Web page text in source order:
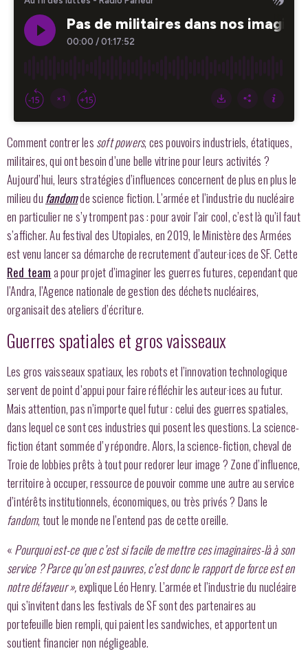
Comment contrer les soft powers, ces pouvoirs industriels, étatiques,
militaires, qui ont besoin d’une belle vitrine pour leurs activités ?
Aujourd’hui, leurs stratégies d’influences concernent de plus en plus le
milieu du fandomde science fiction. L’armée et l’industrie du nucléaire
en particulier ne s’y trompent pas : pour avoir l’air cool, c’est là qu’il faut
s’afficher. Au festival des Utopiales, en 2019, le Ministère des Armées
est venu lancer sa démarche de recrutement d’auteur·ices de SF. Cette
Red team a pour projet d’imaginer les guerres futures, cependant que
l’Andra, l’Agence nationale de gestion des déchets nucléaires,
organisait des ateliers d’écriture.
Guerres spatiales et gros vaisseaux
Les gros vaisseaux spatiaux, les robots et l’innovation technologique
servent de point d’appui pour faire réfléchir les auteur·ices au futur.
Mais attention, pas n’importe quel futur : celui des guerres spatiales,
dans lequel ce sont ces industries qui posent les questions. La science-
fiction étant sommée d’y répondre. Alors, la science-fiction, cheval de
Troie de lobbies prêts à tout pour redorer leur image ? Zone d’influence,
territoire à occuper, ressource de pouvoir comme une autre au service
d’intérêts institutionnels, économiques, ou très privés ? Dans le
fandom, tout le monde ne l’entend pas de cette oreille.
« Pourquoi est-ce que c’est si facile de mettre ces imaginaires-là à son
service ? Parce qu’on est pauvres, c’est donc le rapport de force est en
notre défaveur»,explique Léo Henry. L’armée et l’industrie du nucléaire
qui s’invitent dans les festivals de SFsont des partenaires au
portefeuille bien rempli, qui paient les sandwiches, et apportent un
soutient financier non négligeable.